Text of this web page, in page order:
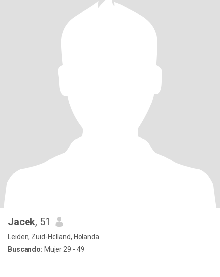
Jacek, 51
Leiden, Zuid-Holland, Holanda
Buscando: Mujer 29 - 49